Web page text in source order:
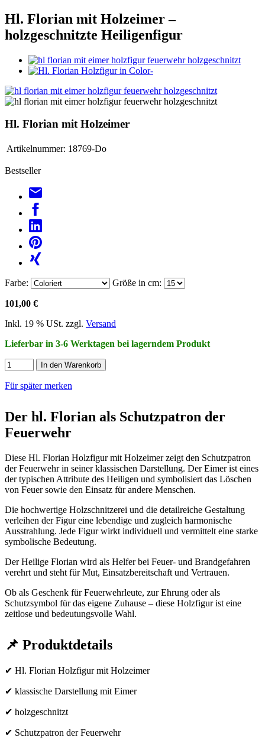
Hl. Florian mit Holzeimer –
holzgeschnitzte Heiligenfigur
Hl. Florian mit Holzeimer
Artikelnummer: 18769-Do
Bestseller
Farbe: Größe in cm:
101,00 €
Inkl. 19 % USt. zzgl. Versand
Lieferbar in 3-6 Werktagen bei lagerndem Produkt
In den Warenkorb
Für später merken
Der hl. Florian als Schutzpatron der
Feuerwehr
Diese Hl. Florian Holzfigur mit Holzeimer zeigt den Schutzpatron
der Feuerwehr in seiner klassischen Darstellung. Der Eimer ist eines
der typischen Attribute des Heiligen und symbolisiert das Löschen
von Feuer sowie den Einsatz für andere Menschen.
Die hochwertige Holzschnitzerei und die detailreiche Gestaltung
verleihen der Figur eine lebendige und zugleich harmonische
Ausstrahlung. Jede Figur wirkt individuell und vermittelt eine starke
symbolische Bedeutung.
Der Heilige Florian wird als Helfer bei Feuer- und Brandgefahren
verehrt und steht für Mut, Einsatzbereitschaft und Vertrauen.
Ob als Geschenk für Feuerwehrleute, zur Ehrung oder als
Schutzsymbol für das eigene Zuhause – diese Holzfigur ist eine
zeitlose und bedeutungsvolle Wahl.
📌 Produktdetails
✔ Hl. Florian Holzfigur mit Holzeimer
✔ klassische Darstellung mit Eimer
✔ holzgeschnitzt
✔ Schutzpatron der Feuerwehr